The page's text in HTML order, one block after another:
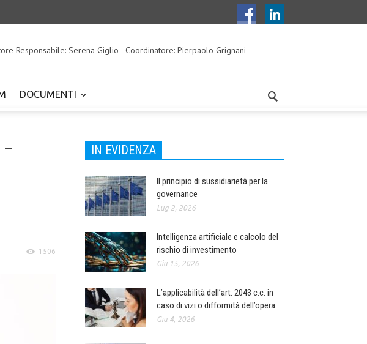
Responsabile: Serena Giglio - Coordinatore: Pierpaolo Grignani -
DOCUMENTI
1506
IN EVIDENZA
Il principio di sussidiarietà per la
governance
Lug 2, 2026
Intelligenza artificiale e calcolo del
rischio di investimento
Giu 15, 2026
L’applicabilità dell’art. 2043 c.c. in
caso di vizi o difformità dell’opera
Giu 4, 2026